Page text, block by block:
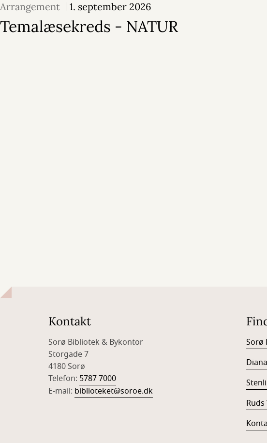
Arrangement 1. september 2026
Temalæsekreds - NATUR
Kontakt
Sorø Bibliotek & Bykontor
Storgade 7
4180 Sorø
Telefon: 5787 7000
E-mail: biblioteket@soroe.dk
Sorø